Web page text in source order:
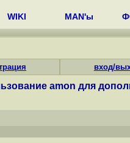
WIKI MAN'ы
вход/
amon для